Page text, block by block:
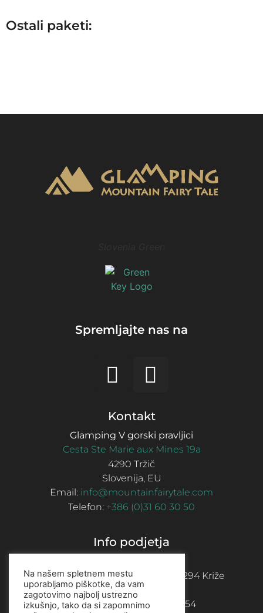
Ostali paketi:
Spremljajte nas na
Kontakt
Glamping V gorski pravljici
Cesta Ste Marie aux Mines 19a
4290 Tržič
Slovenija, EU
Email: info@mountainfairytale.com
Telefon: +386 (0)31 60 30 50
Info podjetja
Sedež: Senično 24A, Senično, 4294 Križe
Telefon:031 603050
Davčna številka SI: 16783654
Na našem spletnem mestu
uporabljamo piškotke, da vam
zagotovimo najbolj ustrezno
izkušnjo, tako da si zapomnimo